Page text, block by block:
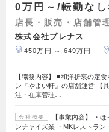
0万円～/転勤な
店長・販売・店舗管
株式会社プレナス
450万円 ～ 649万円
【職務内容】 ■和洋折衷の定
ン『やよい軒』の店舗運営 【
注・在庫管理…
会社概要
【事業内容】 ・
ンチャイズ業 ・MKレストラ